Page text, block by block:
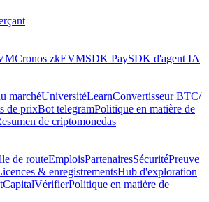
Cronos zkEVMSDK PaySDK d'agent IA
marchéUniversitéLearnConvertisseur BTC/
de prixBot telegramPolitique en matière de
de criptomonedas
de routeEmploisPartenairesSécuritéPreuve
& enregistrementsHub d'exploration
CapitalVérifierPolitique en matière de